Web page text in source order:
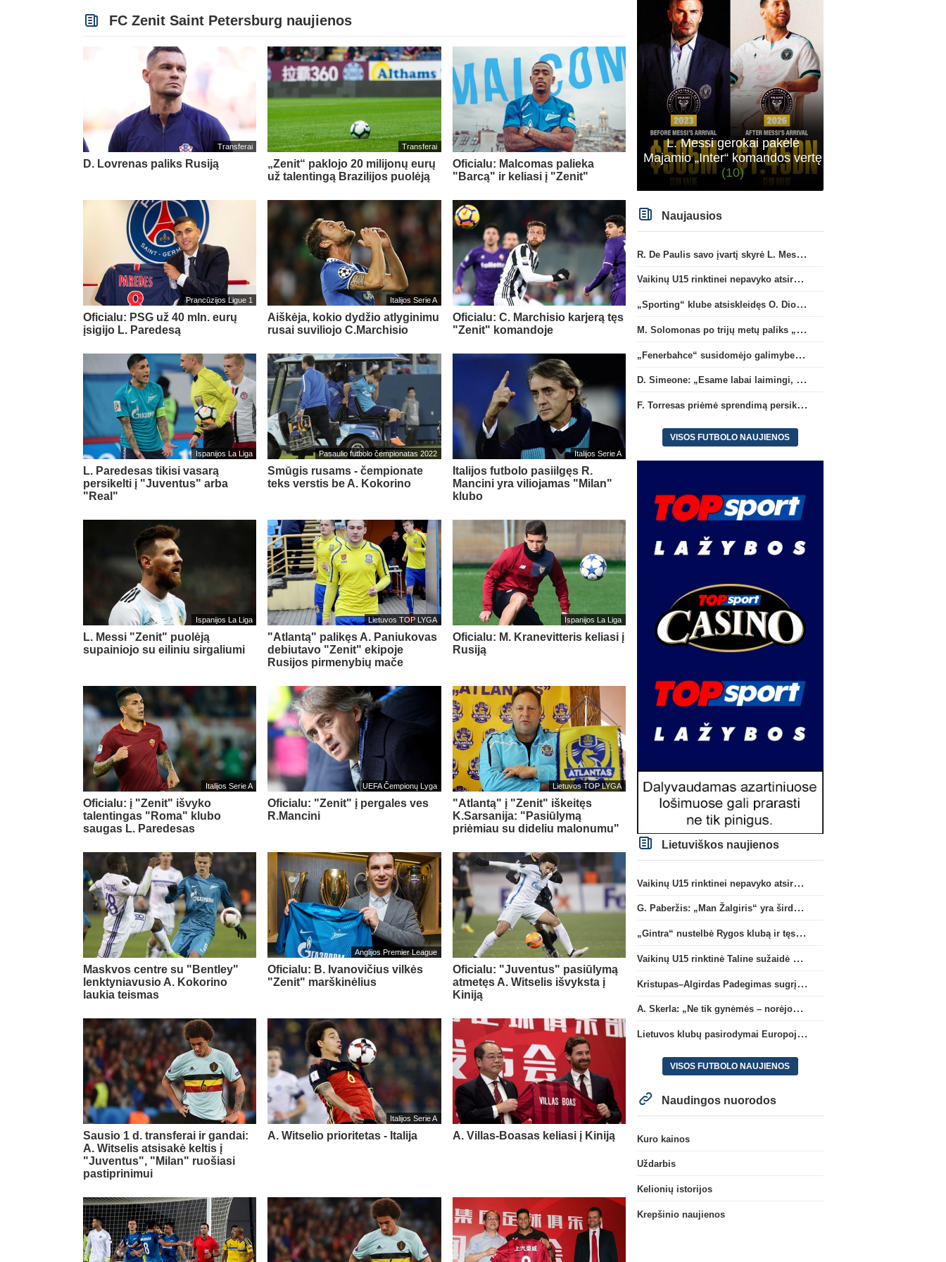
FC Zenit Saint Petersburg naujienos
Transferai
D. Lovrenas paliks Rusiją
Transferai
„Zenit“ paklojo 20 milijonų eurų
už talentingą Brazilijos puolėją
Oficialu: Malcomas palieka
"Barcą" ir keliasi į "Zenit"
Prancūzijos Ligue 1
Oficialu: PSG už 40 mln. eurų
įsigijo L. Paredesą
Italijos Serie A
Aiškėja, kokio dydžio atlyginimu
rusai suviliojo C.Marchisio
Oficialu: C. Marchisio karjerą tęs
"Zenit" komandoje
Ispanijos La Liga
L. Paredesas tikisi vasarą
persikelti į "Juventus" arba
"Real"
Pasaulio futbolo čempionatas 2022
Smūgis rusams - čempionate
teks verstis be A. Kokorino
Italijos Serie A
Italijos futbolo pasiilgęs R.
Mancini yra viliojamas "Milan"
klubo
Ispanijos La Liga
L. Messi "Zenit" puolėją
supainiojo su eiliniu sirgaliumi
Lietuvos TOP LYGA
"Atlantą" palikęs A. Paniukovas
debiutavo "Zenit" ekipoje
Rusijos pirmenybių mače
Ispanijos La Liga
Oficialu: M. Kranevitteris keliasi į
Rusiją
Italijos Serie A
Oficialu: į "Zenit" išvyko
talentingas "Roma" klubo
saugas L. Paredesas
UEFA Čempionų Lyga
Oficialu: "Zenit" į pergales ves
R.Mancini
Lietuvos TOP LYGA
"Atlantą" į "Zenit" iškeitęs
K.Sarsanija: "Pasiūlymą
priėmiau su dideliu malonumu"
Maskvos centre su "Bentley"
lenktyniavusio A. Kokorino
laukia teismas
Anglijos Premier League
Oficialu: B. Ivanovičius vilkės
"Zenit" marškinėlius
Oficialu: "Juventus" pasiūlymą
atmetęs A. Witselis išvyksta į
Kiniją
Sausio 1 d. transferai ir gandai:
A. Witselis atsisakė keltis į
"Juventus", "Milan" ruošiasi
pastiprinimui
Italijos Serie A
A. Witselio prioritetas - Italija A. Villas-Boasas keliasi į Kiniją
L. Messi gerokai pakėlė
Majamio „Inter“ komandos vertę
(10)
Naujausios
R. De Paulis savo įvartį skyrė L. Messi mirusiam tėčiui Jorge
Vaikinų U15 rinktinei nepavyko atsirevanšuoti estams
„Sporting“ klube atsiskleidęs O. Diomande papildys „Nottingham“ gretas
M. Solomonas po trijų metų paliks „Tottenham“ ir papildys „West Ham“ klubą
„Fenerbahce“ susidomėjo galimybe įsigyti R. Lukaku
D. Simeone: „Esame labai laimingi, kad turime J. Alvarezą“
F. Torresas priėmė sprendimą persikelti į PSG ekipą
VISOS FUTBOLO NAUJIENOS
Lietuviškos naujienos
Vaikinų U15 rinktinei nepavyko atsirevanšuoti estams
G. Paberžis: „Man Žalgiris“ yra širdyje“
„Gintra“ nustelbė Rygos klubą ir tęs kovas UEFA Europos taurės atrankoje
Vaikinų U15 rinktinė Taline sužaidė pirmąsias kontrolines rungtynes
Kristupas–Algirdas Padegimas sugrįžta į FC „Hegelmann” B sudėtį
A. Skerla: „Ne tik gynėmės – norėjome atakuoti“
Lietuvos klubų pasirodymai Europoje: patirti pralaimėjimai Kroatijos atstovams
VISOS FUTBOLO NAUJIENOS
Naudingos nuorodos
Kuro kainos
Uždarbis
Kelionių istorijos
Krepšinio naujienos